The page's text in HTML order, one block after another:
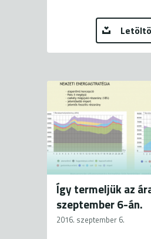
Így termeljük az
szeptember 6-án.
2016. szeptember 6.